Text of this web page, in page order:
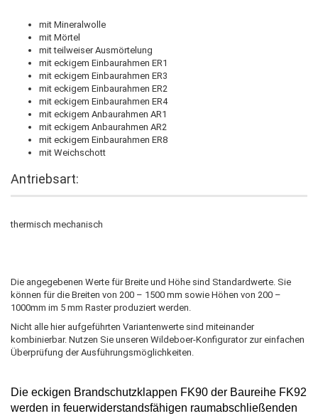
mit Mineralwolle
mit Mörtel
mit teilweiser Ausmörtelung
mit eckigem Einbaurahmen ER1
mit eckigem Einbaurahmen ER3
mit eckigem Einbaurahmen ER2
mit eckigem Einbaurahmen ER4
mit eckigem Anbaurahmen AR1
mit eckigem Anbaurahmen AR2
mit eckigem Einbaurahmen ER8
mit Weichschott
Antriebsart:
thermisch mechanisch
Die angegebenen Werte für Breite und Höhe sind Standardwerte. Sie
können für die Breiten von 200 – 1500 mm sowie Höhen von 200 –
1000mm im 5 mm Raster produziert werden.
Nicht alle hier aufgeführten Variantenwerte sind miteinander
kombinierbar. Nutzen Sie unseren Wildeboer-Konfigurator zur einfachen
Überprüfung der Ausführungsmöglichkeiten.
Die eckigen Brandschutzklappen FK90 der Baureihe FK92
werden in feuerwiderstandsfähigen raumabschließenden